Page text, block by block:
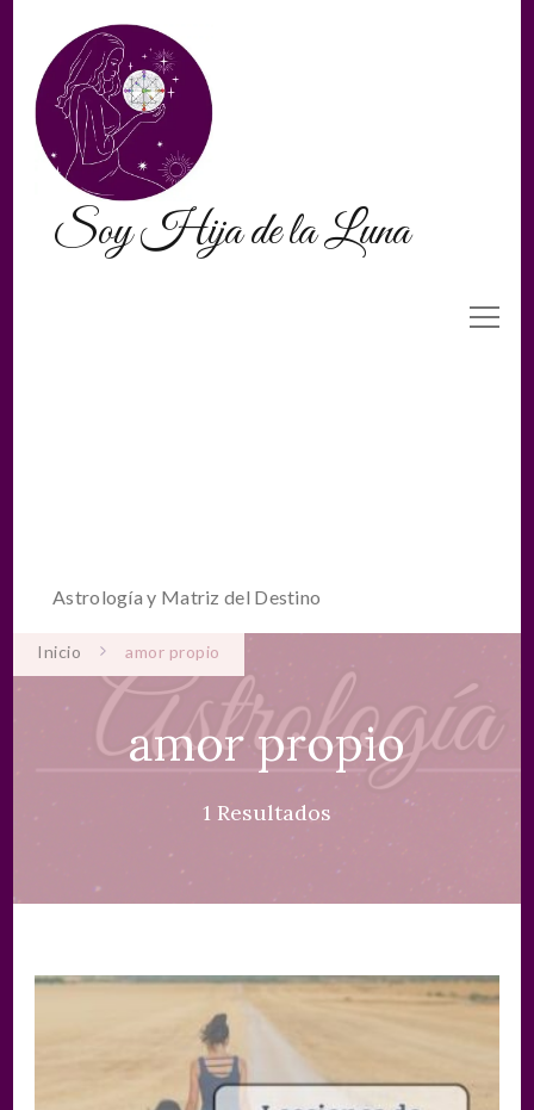
Soy Hija de la Luna
Astrología y Matriz del Destino
Inicio amor propio
amor propio
1 Resultados